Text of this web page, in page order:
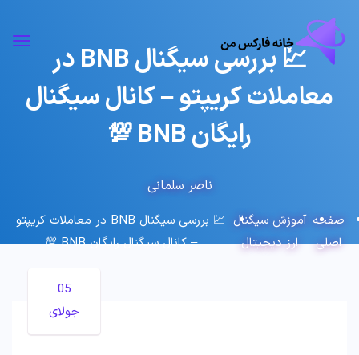
💹 بررسی سیگنال BNB در
معاملات کریپتو – کانال سیگنال
رایگان BNB 💯
ناصر سلمانی
صفحه
اصلی
آموزش سیگنال
ارز دیجیتال
💹 بررسی سیگنال BNB در معاملات کریپتو
– کانال سیگنال رایگان BNB 💯
05
جولای